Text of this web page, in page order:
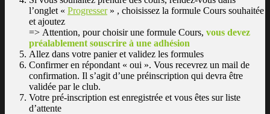
l’onglet « Progresser» , choisissez la formule Cours souhaitée
et ajoutez
=> Attention, pour choisir une formule Cours, vous devez
préalablement souscrire à une adhésion
Allez dans votre panier et validez les formules
Confirmer en répondant « oui ». Vous recevrez un mail de
confirmation. Il s’agit d’une préinscription qui devra être
validée par le club.
Votre pré-inscription est enregistrée et vous êtes sur liste
d’attente